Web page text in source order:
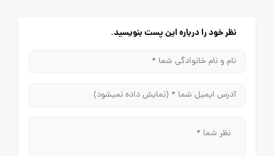
نظر خود را درباره این پست بنویسید.